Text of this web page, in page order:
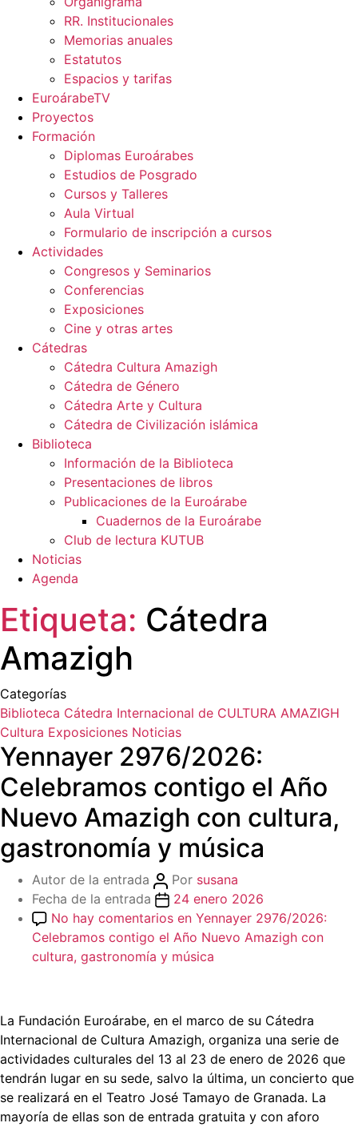
RR. Institucionales
Memorias anuales
Estatutos
Espacios y tarifas
EuroárabeTV
Proyectos
Formación
Diplomas Euroárabes
Estudios de Posgrado
Cursos y Talleres
Aula Virtual
Formulario de inscripción a cursos
Actividades
Congresos y Seminarios
Conferencias
Exposiciones
Cine y otras artes
Cátedras
Cátedra Cultura Amazigh
Cátedra de Género
Cátedra Arte y Cultura
Cátedra de Civilización islámica
Biblioteca
Información de la Biblioteca
Presentaciones de libros
Publicaciones de la Euroárabe
Cuadernos de la Euroárabe
Club de lectura KUTUB
Noticias
Agenda
Etiqueta: Cátedra
Amazigh
Categorías
Biblioteca Cátedra Internacional de CULTURA AMAZIGH
Cultura Exposiciones Noticias
Yennayer 2976/2026:
Celebramos contigo el Año
Nuevo Amazigh con cultura,
gastronomía y música
Autor de la entrada Por susana
Fecha de la entrada
24 enero 2026
No hay comentarios en Yennayer 2976/2026:
Celebramos contigo el Año Nuevo Amazigh con
cultura, gastronomía y música
La Fundación Euroárabe, en el marco de su Cátedra
Internacional de Cultura Amazigh, organiza una serie de
actividades culturales del 13 al 23 de enero de 2026 que
tendrán lugar en su sede, salvo la última, un concierto que
se realizará en el Teatro José Tamayo de Granada. La
mayoría de ellas son de entrada gratuita y con aforo